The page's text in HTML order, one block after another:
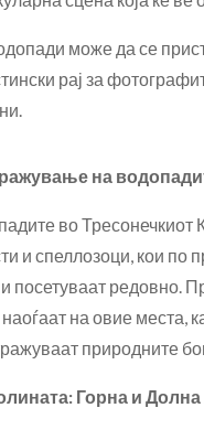
може да се
рај за
на
во Тресонечкиот
и спеллозоци, кои по
посетуваат редовно.
на овие места,
природните
Горна и